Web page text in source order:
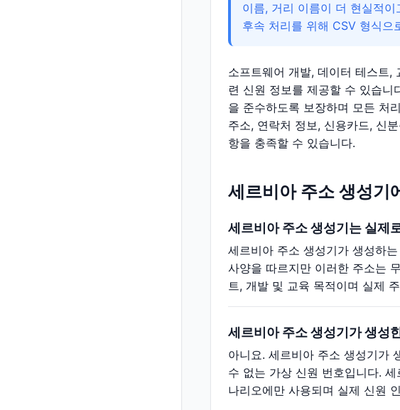
이름, 거리 이름이 더 현실적
후속 처리를 위해 CSV 형식으
소프트웨어 개발, 데이터 테스트,
련 신원 정보를 제공할 수 있습
을 준수하도록 보장하며 모든 처
주소, 연락처 정보, 신용카드, 신
항을 충족할 수 있습니다.
세르비아 주소 생성기
세르비아 주소 생성기는 실제
세르비아 주소 생성기가 생성하
사양을 따르지만 이러한 주소는
트, 개발 및 교육 목적이며 실제
세르비아 주소 생성기가 생성
아니요. 세르비아 주소 생성기가
수 없는 가상 신원 번호입니다.
나리오에만 사용되며 실제 신원